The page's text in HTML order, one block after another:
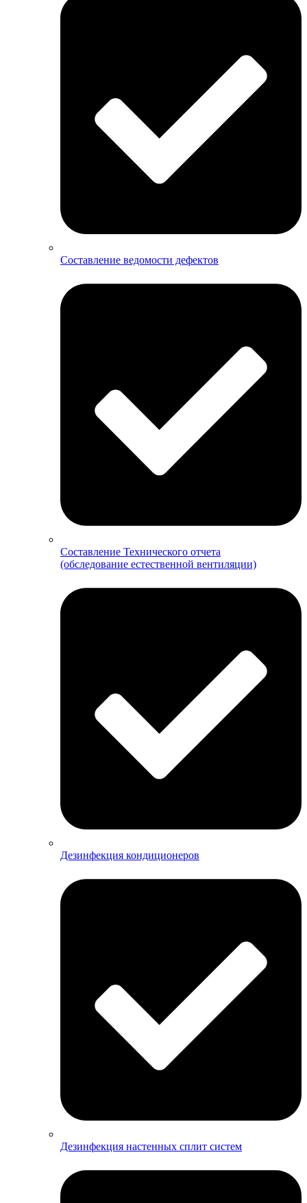
Составление ведомости дефектов
Составление Технического отчета
(обследование естественной вентиляции)
Дезинфекция кондиционеров
Дезинфекция настенных сплит систем